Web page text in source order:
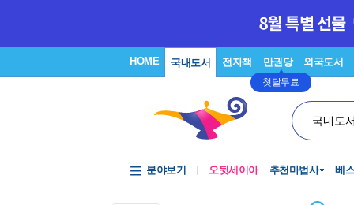
HOME 국내도서 전자책 만권당
첫달무료
외국도서
국내도
분야보기 오뒷세이아 추천마법사 베